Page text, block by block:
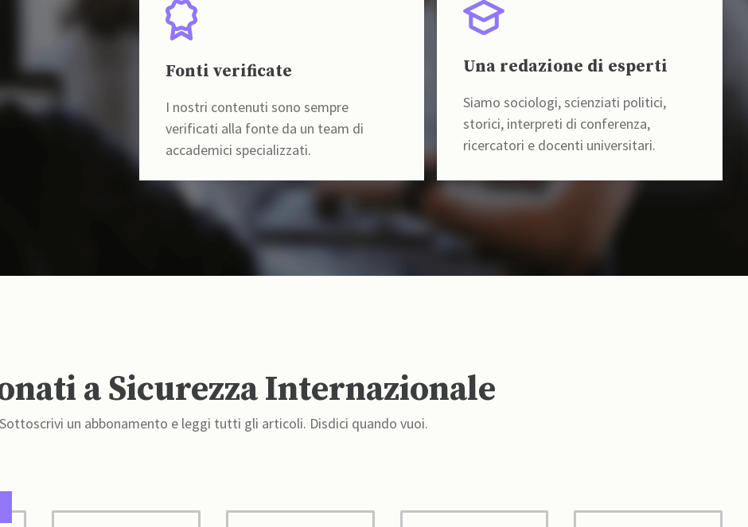
Fonti verificate
I nostri contenuti sono sempre
verificati alla fonte da un team di
accademici specializzati.
Una redazione di esperti
Siamo sociologi, scienziati politici,
storici, interpreti di conferenza,
ricercatori e docenti universitari.
a Sicurezza Internazionale
Sottoscrivi un abbonamento e leggi tutti gli articoli. Disdici quando vuoi.